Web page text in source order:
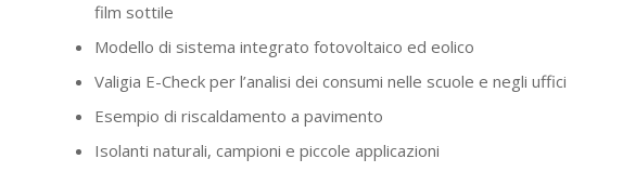
film sottile
Modello di sistema integrato fotovoltaico ed eolico
Valigia E-Check per l’analisi dei consumi nelle scuole e negli uffici
Esempio di riscaldamento a pavimento
Isolanti naturali, campioni e piccole applicazioni